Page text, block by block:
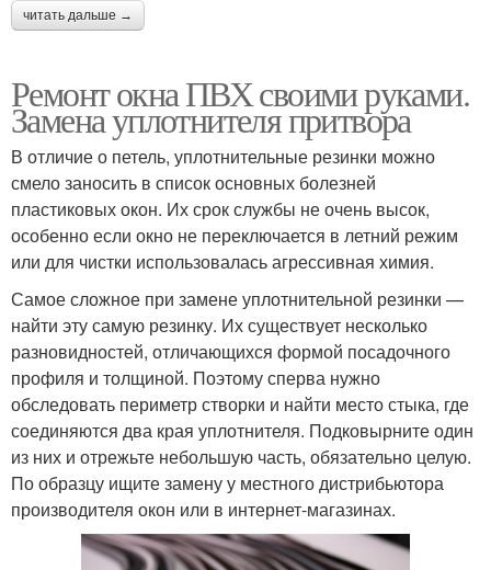
читать дальше →
Ремонт окна ПВХ своими руками.
Замена уплотнителя притвора
В отличие о петель, уплотнительные резинки можно
смело заносить в список основных болезней
пластиковых окон. Их срок службы не очень высок,
особенно если окно не переключается в летний режим
или для чистки использовалась агрессивная химия.
Самое сложное при замене уплотнительной резинки —
найти эту самую резинку. Их существует несколько
разновидностей, отличающихся формой посадочного
профиля и толщиной. Поэтому сперва нужно
обследовать периметр створки и найти место стыка, где
соединяются два края уплотнителя. Подковырните один
из них и отрежьте небольшую часть, обязательно целую.
По образцу ищите замену у местного дистрибьютора
производителя окон или в интернет-магазинах.